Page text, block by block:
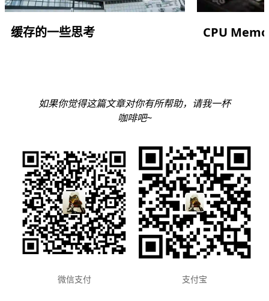
缓存的一些思考 CPU
如果你觉得这篇文章对你有所帮助，请我一杯
咖啡吧~
微信支付 支付宝